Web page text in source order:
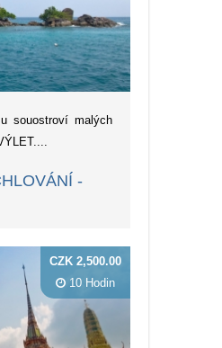
souostroví malých
-
CZK 2,500.00
10 Hodin